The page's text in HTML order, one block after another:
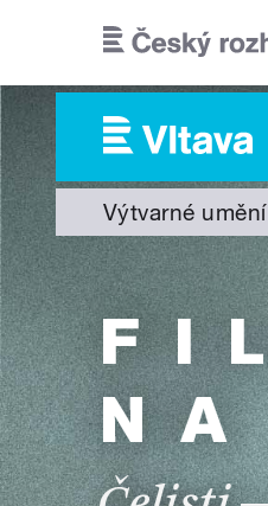
Výtvarné umění